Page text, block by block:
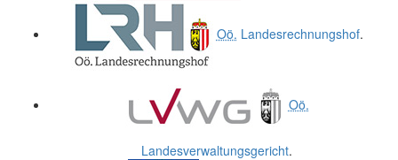
Oö. Landesrechnungshof.
Oö.
Landesverwaltungsgericht.